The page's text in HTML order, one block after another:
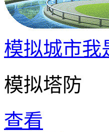
模拟城市我
模拟塔防
查看